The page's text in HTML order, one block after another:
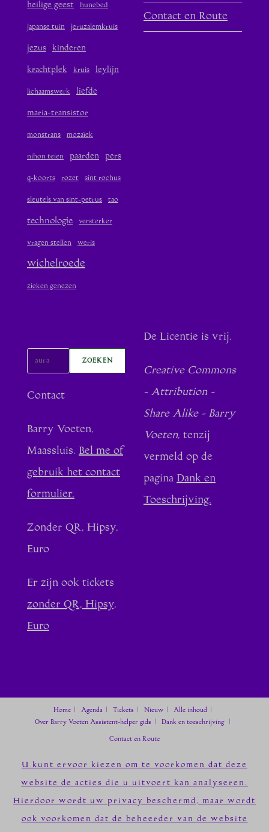
heilige geest hunebed
japanse tuin jeruzalemkruis
jezus kinderen
krachtplek kruis leylijn
lichaamswerk liefde
maria-transistor
monstrans mozaïek
nihon teien paarden pers
q-koorts rozet sint rochus
sleutels van sint-petrus tao
technologie versterker
vragen stellen weris
wichelroede
zieken genezen
Contact en Route
ZOEKEN
Contact
Barry Voeten,
Maassluis. Bel me of
gebruik het contact
formulier.
Zonder QR, Hipsy,
Euro
Er zijn ook tickets
zonder QR, Hipsy,
Euro
De Licentie is vrij.
Creative Commons
- Attribution -
Share Alike - Barry
Voeten, tenzij
vermeld op de
pagina Dank en
Toeschrijving.
Home Agenda Tickets Nieuw
Alle inhoud
Over Barry Voeten Assistent-helper gids Dank en toeschrijving
Contact en Route
U kunt ervoor kiezen om te voorkomen dat deze
website de acties die u uitvoert kan analyseren.
Hierdoor wordt uw privacy beschermd, maar wordt
ook voorkomen dat de beheerder van de website